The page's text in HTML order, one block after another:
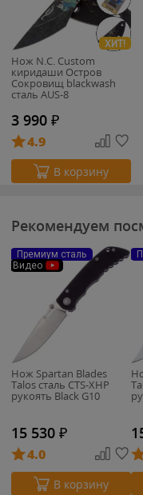
ХИТ!
Нож N.C. Custom
киридаши Остров
Сокровищ blackwash
сталь AUS-8
3 990 ₽
4.9
В корзину
Рекомендуем
Премиум сталь
Видео
Нож Spartan Blades
Talos сталь CTS-XHP
рукоять Black G10
15 530 ₽
4.0
В корзину